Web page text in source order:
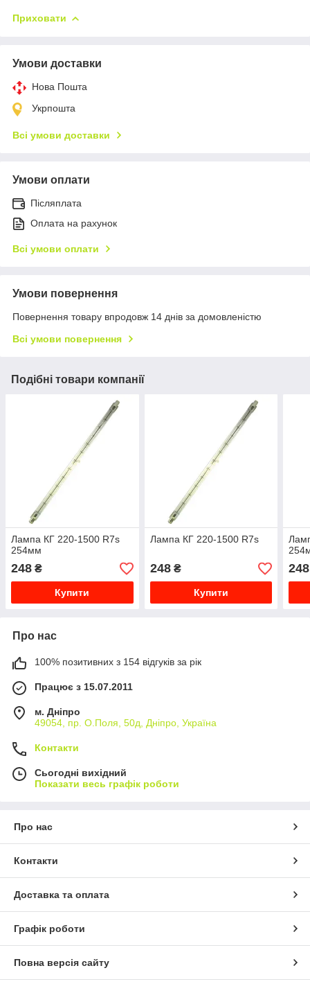
Приховати
Умови доставки
Нова Пошта
Укрпошта
Всі умови доставки
Умови оплати
Післяплата
Оплата на рахунок
Всі умови оплати
Умови повернення
Повернення товару впродовж 14 днів за домовленістю
Всі умови повернення
Подібні товари компанії
Лампа КГ 220-1500 R7s
254мм
248 ₴
Купити
Лампа КГ 220-1500 R7s
248₴
Купити
248
Про нас
100% позитивних з 154 відгуків за рік
Працює з 15.07.2011
м. Дніпро
49054, пр. О.Поля, 50д, Дніпро, Україна
Контакти
Сьогодні вихідний
Показати весь графік роботи
Про нас
Контакти
Доставка та оплата
Графік роботи
Повна версія сайту